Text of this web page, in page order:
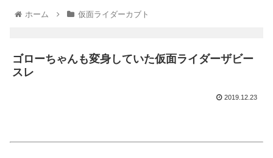
ホーム 仮面ライダーカブト
ゴローちゃんも変身していた仮面ライダーザビー
スレ
2019.12.23